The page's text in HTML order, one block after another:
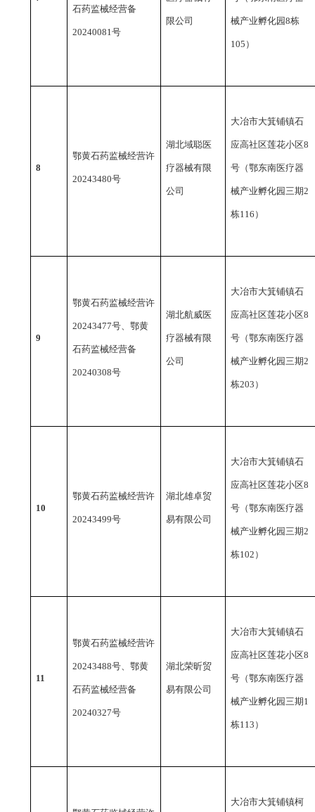
石药监械经营备
20240081号
限公司 械产业孵化园8栋
105）
8
鄂黄石药监械经营许
20243480号
湖北域聪医
疗器械有限
公司
大冶市大箕铺镇石
应高社区莲花小区8
号（鄂东南医疗器
械产业孵化园三期2
栋116）
9
鄂黄石药监械经营许
20243477号、鄂黄
石药监械经营备
20240308号
湖北航威医
疗器械有限
公司
大冶市大箕铺镇石
应高社区莲花小区8
号（鄂东南医疗器
械产业孵化园三期2
栋203）
10
鄂黄石药监械经营许
20243499号
湖北雄卓贸
易有限公司
大冶市大箕铺镇石
应高社区莲花小区8
号（鄂东南医疗器
械产业孵化园三期2
栋102）
11
鄂黄石药监械经营许
20243488号、鄂黄
石药监械经营备
20240327号
湖北荣昕贸
易有限公司
大冶市大箕铺镇石
应高社区莲花小区8
号（鄂东南医疗器
械产业孵化园三期1
栋113）
大冶市大箕铺镇柯